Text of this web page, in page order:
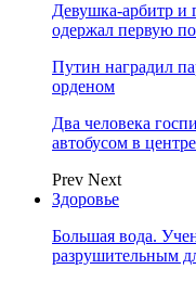
Девушка-арбитр и
одержал первую
Путин наградил
орденом
Два человека
автобусом в
Prev Next
Здоровье
Большая вода.
разрушительным